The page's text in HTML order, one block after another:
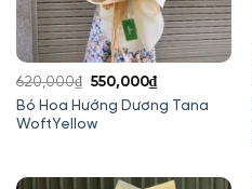
Bó Hoa Hướng Dương Tana
WoftYellow
620,000₫ Giá
gốc
là:
550,000₫Giá
hiện